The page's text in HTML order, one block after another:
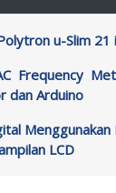
u-Slim 21
Frequency
dan Arduino
Menggunakan
LCD